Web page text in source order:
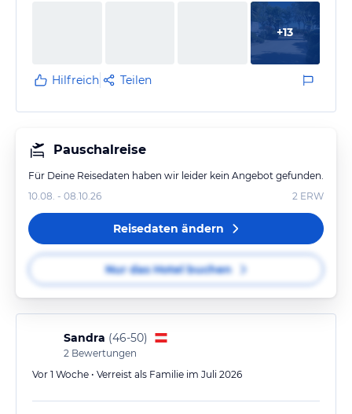
+13
Hilfreich Teilen
Pauschalreise
Für Deine Reisedaten haben wir leider kein Angebot gefunden.
10.08. - 08.10.26
2 ERW
Reisedaten ändern
Nur das Hotel buchen
Sandra (46-50)
2 Bewertungen
Vor 1 Woche • Verreist als Familie im Juli 2026